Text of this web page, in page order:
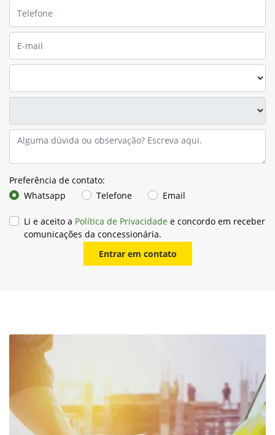
Preferência de contato:
Whatsapp
Telefone Email
Li e aceito a Política de Privacidade e concordo em receber
comunicações da concessionária.
Entrar em contato